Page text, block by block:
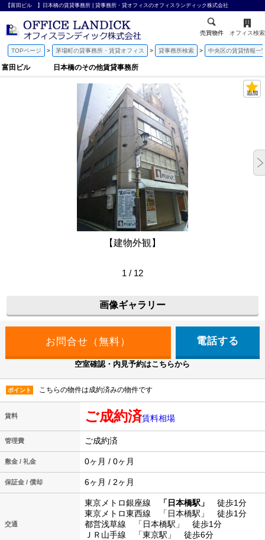
【富田ビル 】日本橋の賃貸事務所 | 貸事務所・貸オフィスのオフィスランディック株式会社
売買物件 オフィス検索
TOPページ 茅場町の貸事務所・賃貸オフィス 貸事務所検索 中央区の賃貸情報一
富田ビル 日本橋のその他賃貸事務所
【建物外観】
1 / 12
画像ギャラリー
電話する
空室確認・内見予約はこちらから
ポイント こちらの物件は成約済みの物件です
賃料 ご成約済賃料相場
管理費 ご成約済
敷金 / 礼金 0ヶ月 / 0ヶ月
保証金 / 償却 6ヶ月 / 2ヶ月
交通
東京メトロ銀座線 「日本橋駅」
徒歩1分
東京メトロ東西線 「日本橋駅」 徒歩1分
都営浅草線 「日本橋駅」 徒歩1分
ＪＲ山手線 「東京駅」 徒歩6分